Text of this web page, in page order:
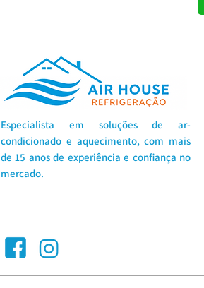
Especialista em soluções de ar-
condicionado e aquecimento, com mais
de 15 anos de experiência e confiança no
mercado.